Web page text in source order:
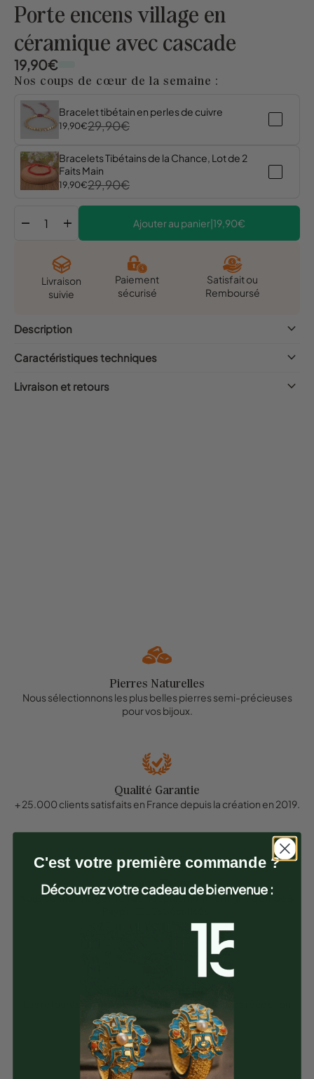
Porte encens village en
céramique avec cascade
19,90€
Nos coups de cœur de la semaine :
Bracelet tibétain en perles de cuivre
19,90€29,90€
Bracelets Tibétains de la Chance, Lot de 2
Faits Main
19,90€29,90€
remove add Ajouter au panier|19,90€
Livraison
suivie
Paiement
sécurisé
Satisfait ou
Remboursé
Description keyboard_arrow_down
Caractéristiques techniques keyboard_arrow_down
Livraison et retours keyboard_arrow_down
Pierres Naturelles
Nous sélectionnons les plus belles pierres semi-précieuses
pour vos bijoux.
Qualité Garantie
+ 25.000 clients satisfaits en France depuis la création en 2019.
Paiement Sécurisé
Nous confions la gestion de nos paiements en ligne à Stripe &
Les retours sont possible pendant 30 jours après réception
des articles.
C'est votre première commande ?
Découvrez votre cadeau de bienvenue :